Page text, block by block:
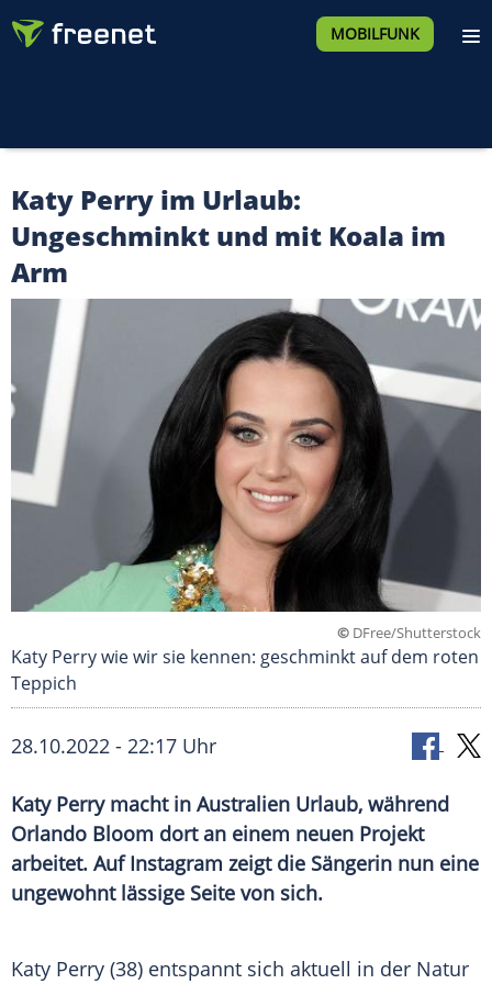
MOBILFUNK
Katy Perry im Urlaub:
Ungeschminkt und mit Koala im
Arm
© DFree/Shutterstock
Katy Perry wie wir sie kennen: geschminkt auf dem roten
Teppich
28.10.2022 - 22:17 Uhr
Katy Perry macht in Australien Urlaub, während
Orlando Bloom dort an einem neuen Projekt
arbeitet. Auf Instagram zeigt die Sängerin nun eine
ungewohnt lässige Seite von sich.
Katy Perry (38) entspannt sich aktuell in der Natur